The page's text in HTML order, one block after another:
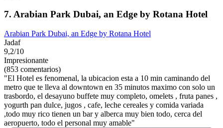
7. Arabian Park Dubai, an Edge by Rotana Hotel
Arabian Park Dubai, an Edge by Rotana Hotel
Jadaf
9,2/10
Impresionante
(853 comentarios)
"El Hotel es fenomenal, la ubicacion esta a 10 min caminando del
metro que te lleva al downtown en 35 minutos maximo con solo un
trasbordo, el desayuno buffete muy completo, omelets , fruta panes ,
yogurth pan dulce, jugos , cafe, leche cereales y comida variada
,todo muy rico tienen un bar y alberca muy bien todo, cerca del
aeropuerto, todo el personal muy amable"